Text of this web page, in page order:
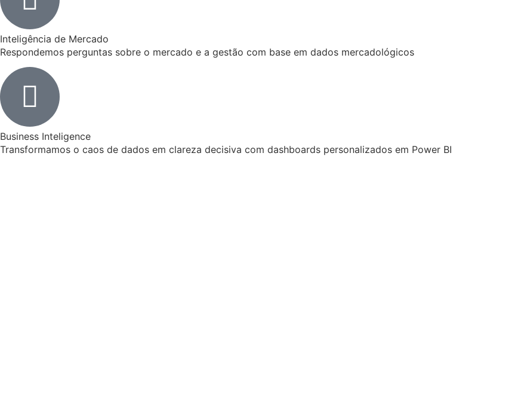
Inteligência de Mercado
Respondemos perguntas sobre o mercado e a gestão com base em dados mercadológicos
Business Inteligence
Transformamos o caos de dados em clareza decisiva com dashboards personalizados em Power BI